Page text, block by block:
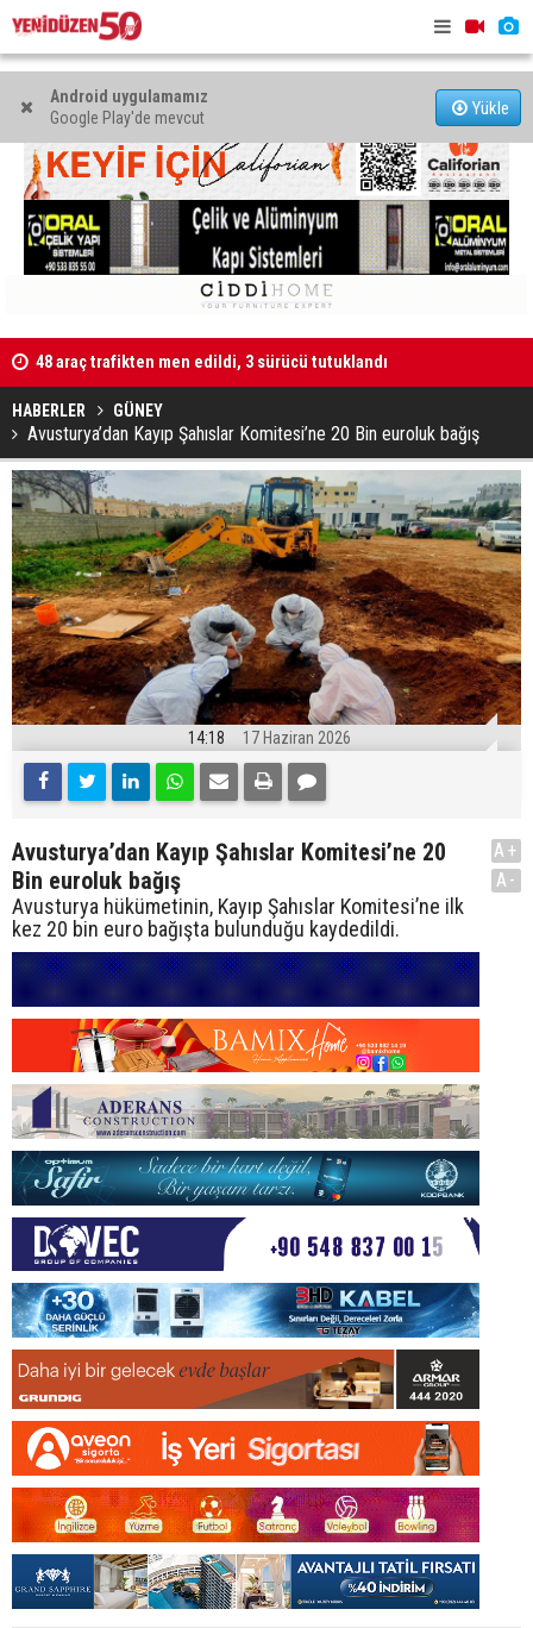
Android uygulamamız
Google Play'de mevcut
Yükle
Kaldırıma düşen scooter sürücüsü yaralandı
HABERLER GÜNEY
Avusturya’dan Kayıp Şahıslar Komitesi’ne 20 Bin euroluk bağış
14:18 17 Haziran 2026
Avusturya’dan Kayıp Şahıslar Komitesi’ne 20
Bin euroluk bağış
Avusturya hükümetinin, Kayıp Şahıslar Komitesi’ne ilk
kez 20 bin euro bağışta bulunduğu kaydedildi.
A+
A-